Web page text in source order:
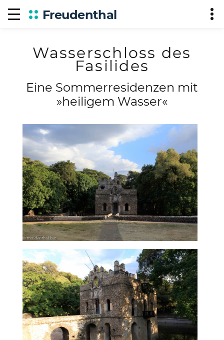
Freudenthal
Wasserschloss des
Fasilides
Eine Sommerresidenzen mit
»heiligem Wasser«